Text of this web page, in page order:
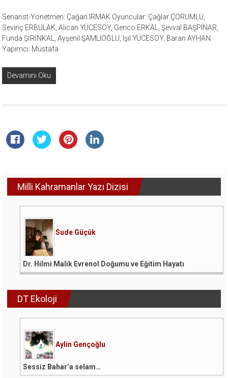
Senarist-Yönetmen: Çağan IRMAK Oyuncular: Çağlar ÇORUMLU,
Sevinç ERBULAK, Alican YÜCESOY, Genco ERKAL, Şevval BAŞPINAR,
Funda ŞİRİNKAL, Ayşenil ŞAMLIOĞLU, Işıl YÜCESOY, Baran AYHAN
Yapımcı: Mustafa
Devamını Oku
Milli Kahramanlar Yazı Dizisi
Sude Güçük
Dr. Hilmi Malik Evrenol Doğumu ve Eğitim Hayatı
DT Ekoloji
Aylin Gençoğlu
Sessiz Bahar’a selam…